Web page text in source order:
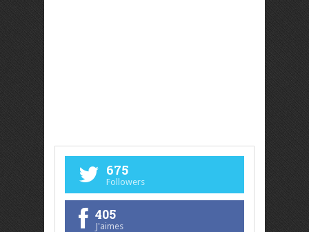
675
Followers
405
J'aimes